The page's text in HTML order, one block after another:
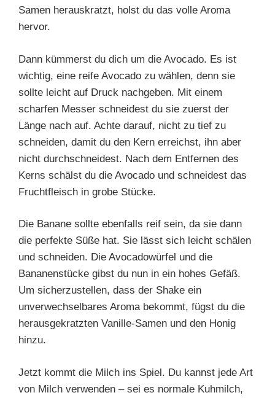
Samen herauskratzt, holst du das volle Aroma
hervor.
Dann kümmerst du dich um die Avocado. Es ist
wichtig, eine reife Avocado zu wählen, denn sie
sollte leicht auf Druck nachgeben. Mit einem
scharfen Messer schneidest du sie zuerst der
Länge nach auf. Achte darauf, nicht zu tief zu
schneiden, damit du den Kern erreichst, ihn aber
nicht durchschneidest. Nach dem Entfernen des
Kerns schälst du die Avocado und schneidest das
Fruchtfleisch in grobe Stücke.
Die Banane sollte ebenfalls reif sein, da sie dann
die perfekte Süße hat. Sie lässt sich leicht schälen
und schneiden. Die Avocadowürfel und die
Bananenstücke gibst du nun in ein hohes Gefäß.
Um sicherzustellen, dass der Shake ein
unverwechselbares Aroma bekommt, fügst du die
herausgekratzten Vanille-Samen und den Honig
hinzu.
Jetzt kommt die Milch ins Spiel. Du kannst jede Art
von Milch verwenden – sei es normale Kuhmilch,